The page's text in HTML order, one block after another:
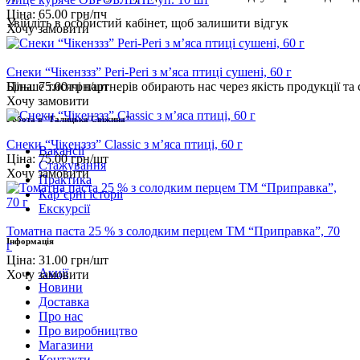
Ціна: 65.00 грн/пч
Хочу замовити
Снеки “Чікенззз” Peri-Peri з м’яса птиці сушені, 60 г
Ціна:75.00 грн/шт
Хочу замовити
Снеки “Чікенззз” Classic з м’яса птиці, 60 г
Ціна: 75.00 грн/шт
Хочу замовити
Томатна паста 25 % з солодким перцем ТМ “Приправка”, 70
г
Ціна: 31.00 грн/шт
Хочу замовити
Увійдітьв особистий кабінет, щоб залишити відгук
Більше тисячі партнерів обирають нас через якість продукції та
Робота в "Галицька Свіжина"
Вакансії
Стажування
Практика
Карʼєрні історії
Екскурсії
Інформація
Акції
Новини
Доставка
Про нас
Про виробництво
Магазини